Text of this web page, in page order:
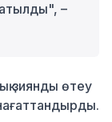
–
зиянды өтеу